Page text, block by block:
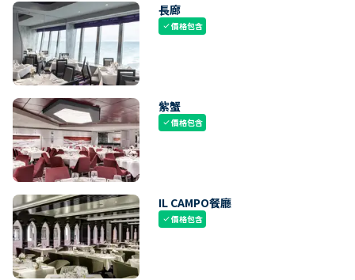
長廊
check價格包含
紫蟹
check價格包含
IL CAMPO餐廳
check價格包含